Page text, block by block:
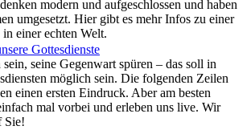
modern und aufgeschlossen und haben
umgesetzt. Hier gibt es mehr Infos zu einer
einer echten Welt.
Gottesdienste
seine Gegenwart spüren – das soll in
möglich sein. Die folgenden Zeilen
einen ersten Eindruck. Aber am besten
mal vorbei und erleben uns live. Wir
Sie!